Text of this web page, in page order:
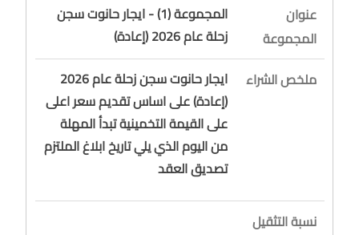
عنوان
المجموعة
المجموعة (1) - ايجار حانوت سجن
زحلة عام 2026 (إعادة)
ملخص الشراء
ايجار حانوت سجن زحلة عام 2026
(إعادة) على اساس تقديم سعر اعلى
على القيمة التخمينية تبدأ المهلة
من اليوم الذي يلي تاريخ ابلاغ الملتزم
تصديق العقد
نسبة التثقيل